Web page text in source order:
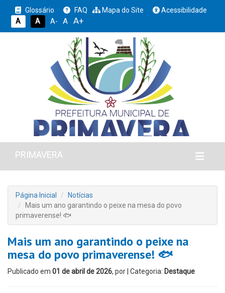
Glossário FAQ Mapa do Site
Acessibilidade
A
A A- A A+
PRIMAVERA
Página Inicial
Notícias
Mais um ano garantindo o peixe na mesa do povo
primaverense! 🐟
Mais um ano garantindo o peixe na
mesa do povo primaverense! 🐟
Publicado em 01 de abril de 2026, por | Categoria: Destaque